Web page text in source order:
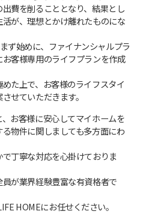
費を削ることとなり、結果とし
が、理想とかけ離れたものにな
ず始めに、ファイナンシャルプラ
客様専用のライフプランを作成
た上で、お客様のライフスタイ
せていただきます。
お客様に安心してマイホームを
物件に関しましても多方面にわ
丁寧な対応を心掛けておりま
が業界経験豊富な有資格者で
HOMEにお任せください。